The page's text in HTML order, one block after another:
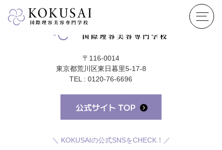
〒116-0014
東京都荒川区東日暮里5-17-8
TEL : 0120-76-6696
＼ KOKUSAIの公式SNSをCHECK！／